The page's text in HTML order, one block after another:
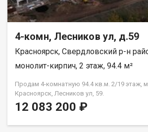
4-комн, Лесников ул, д.59
Красноярск, Свердловский р-н
монолит-кирпич, 2 этаж, 94.4 м²
Продам 4-комнатную 94.4 кв.м. 2/19 этаж,
Красноярск, Лесников ул, 59.
12 083 200 ₽